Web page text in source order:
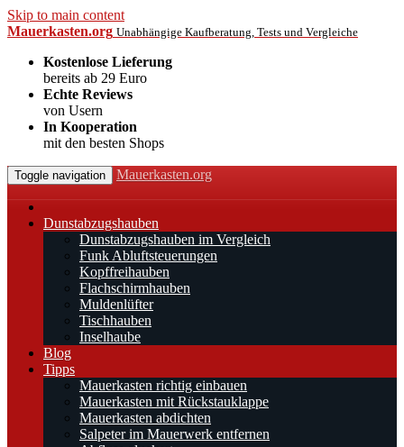
Skip to main content
Mauerkasten.org Unabhängige Kaufberatung, Tests und Vergleiche
Kostenlose Lieferung
bereits ab 29 Euro
Echte Reviews
von Usern
In Kooperation
mit den besten Shops
Toggle navigation Mauerkasten.org
Dunstabzugshauben
Dunstabzugshauben im Vergleich
Funk Abluftsteuerungen
Kopffreihauben
Flachschirmhauben
Muldenlüfter
Tischhauben
Inselhaube
Blog
Tipps
Mauerkasten richtig einbauen
Mauerkasten mit Rückstauklappe
Mauerkasten abdichten
Salpeter im Mauerwerk entfernen